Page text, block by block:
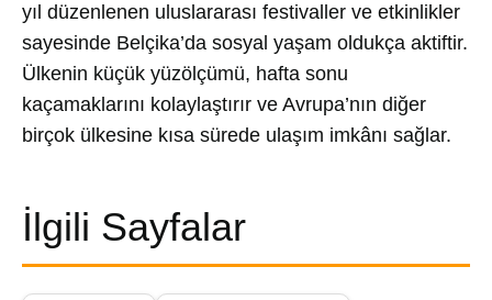
yıl düzenlenen uluslararası festivaller ve etkinlikler
sayesinde Belçika’da sosyal yaşam oldukça aktiftir.
Ülkenin küçük yüzölçümü, hafta sonu
kaçamaklarını kolaylaştırır ve Avrupa’nın diğer
birçok ülkesine kısa sürede ulaşım imkânı sağlar.
İlgili Sayfalar